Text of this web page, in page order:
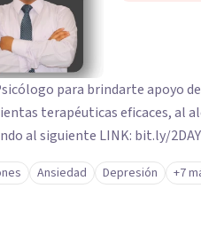
para brindarte apoyo
terapéuticas eficaces, al
al siguiente LINK: bit.ly/
Ansiedad Depresión +7